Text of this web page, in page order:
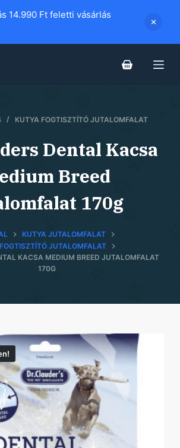
14.990 Ft feletti vásárlás
KUTYA FOGTISZTÍTÓ JUTALOMFALAT
Dental Kacsa
Breed
170g
KUTYA JUTALOMFALAT
JUTALOMFALAT
KACSA MEDIUM BREED JUTALOMFALAT
170G